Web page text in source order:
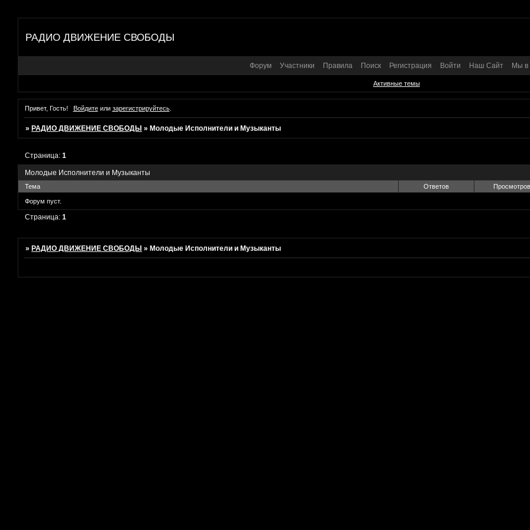
РАДИО ДВИЖЕНИЕ СВОБОДЫ
Форум Участники Правила Поиск Регистрация Войти Наш Сайт Мы в
Активные темы
Привет, Гость! Войдитеили зарегистрируйтесь.
»РАДИО ДВИЖЕНИЕ СВОБОДЫ »Молодые Исполнители и Музыканты
Молодые Исполнители и Музыканты
Страница:1
Тема Ответов Просмотров
Форум пуст.
Страница:1
»РАДИО ДВИЖЕНИЕ СВОБОДЫ »Молодые Исполнители и Музыканты